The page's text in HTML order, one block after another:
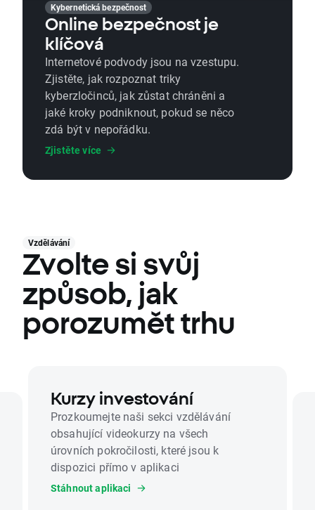
Kybernetická bezpečnost
Online bezpečnost je
klíčová
Internetové podvody jsou na vzestupu.
Zjistěte, jak rozpoznat triky
kyberzločinců, jak zůstat chráněni a
jaké kroky podniknout, pokud se něco
zdá být v nepořádku.
Zjistěte více
Vzdělávání
Zvolte si svůj
způsob, jak
porozumět trhu
Kurzy investování
Prozkoumejte naši sekci vzdělávání
obsahující videokurzy na všech
úrovních pokročilosti, které jsou k
dispozici přímo v aplikaci
Stáhnout aplikaci